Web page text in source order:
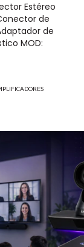
Estéreo
de
de
MOD: